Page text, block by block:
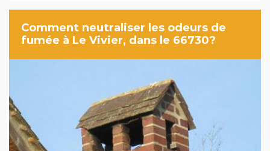
Comment neutraliser les odeurs de
fumée à Le Vivier, dans le 66730?